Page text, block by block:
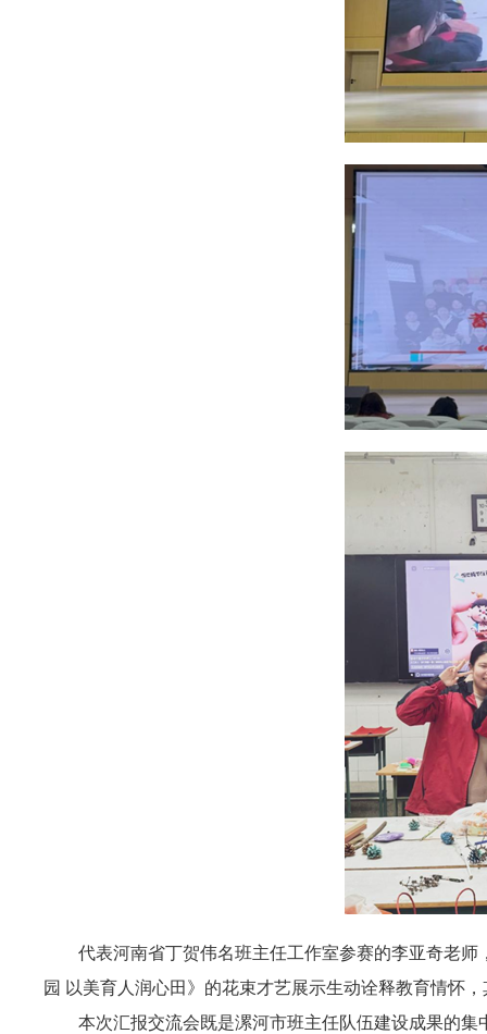
代表河南省丁贺伟名班主任工作室参赛的李亚奇老师
园 以美育人润心田》的花束才艺展示生动诠释教育情怀
本次汇报交流会既是漯河市班主任队伍建设成果的